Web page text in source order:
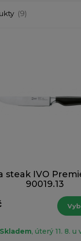
(9)
steak IVO
90019.13
Skladem, úterý 11. 8. u